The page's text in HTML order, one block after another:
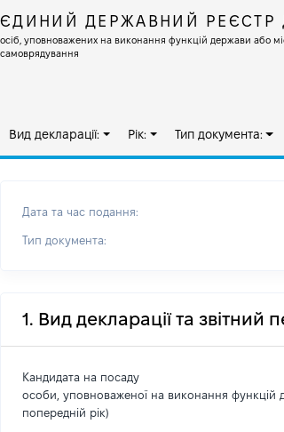
ЄДИНИЙ ДЕРЖАВНИЙ РЕЄСТР
осіб, уповноважених на виконання функцій держави або
самоврядування
Вид декларації: Рік: Тип документа:
Дата та час подання:
Тип документа:
1. Вид декларації та звітний
Кандидата на посаду
особи, уповноваженої на виконання функцій
попередній рік)